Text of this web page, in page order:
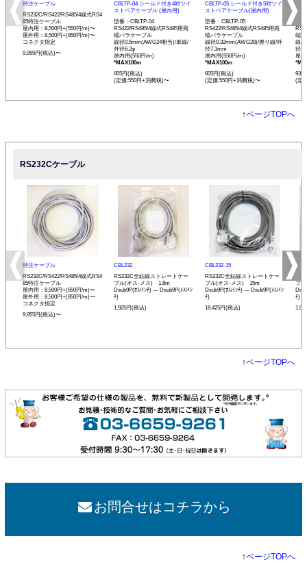
特注ケーブル
RS232C/RS422/RS485/4線式RS4
85特注ケーブル
屋内用：8,500円+(550円/m)〜
屋外用：8,500円+(850円/m)〜
コネクタ指定
9,955円(税込)〜
CBLTP-04 シールド付き4対ツイ
ストペアケーブル (屋内用)
型番：CBLTP-04
RS422/RS485/4線式RS485用両
端バラケーブル
線径0.5mm(AWG24相当)/単線/
外径6.2φ
屋内用(550円/m)
*MAX100m
605円(税込)
(定価:550円+消費税)〜
CBLTP-05 シールド付き5対ツイ
ストペアケーブル(屋内用)
型番：CBLTP-05
RS422/RS485/4線式RS485用両
端バラケーブル
線径0.32mm(AWG28)/撚り線/外
径7.3mm
屋内用(550円/m)
*MAX100m
605円(税込)
(定価:550円+消費税)〜
イ
端
線
径
屋
935
(定
↑ページTOPへ
RS232Cケーブル
特注ケーブル
RS232C/RS422/RS485/4線式RS4
85特注ケーブル
屋内用：8,500円+(550円/m)〜
屋外用：8,500円+(850円/m)〜
コネクタ指定
9,955円(税込)〜
CBL232
RS232C全結線ストレートケー
ブル(オス-メス) 1.8m
Dsub9P(ｵｽ/ｲﾝﾁ) ― Dsub9P(ﾒｽ/ｲﾝ
ﾁ)
1,925円(税込)
CBL232-15
RS232C全結線ストレートケー
ブル(オス-メス) 15m
Dsub9P(ｵｽ/ｲﾝﾁ) ― Dsub9P(ﾒｽ/ｲﾝ
ﾁ)
18,425円(税込)
ブ
ﾁ)
↑ページTOPへ
お問合せはコチラから
↑ページTOPへ